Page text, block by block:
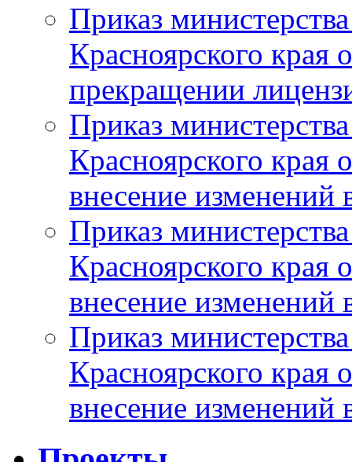
Приказ
Красноярского
прекращении
Приказ
Красноярского
внесение изменений
Приказ
Красноярского
внесение изменений
Приказ
Красноярского
внесение изменений